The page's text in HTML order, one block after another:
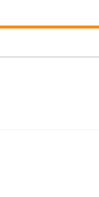
面昇降 強化ナイロン樹